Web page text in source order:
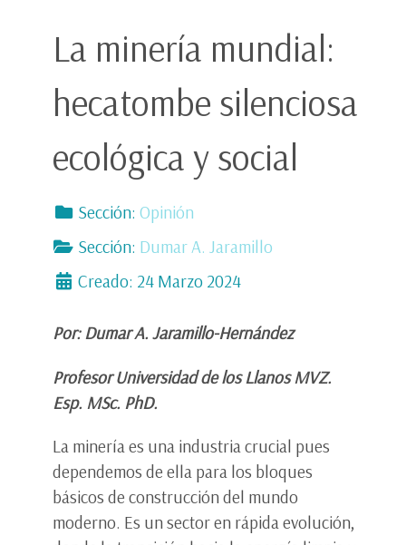
La minería mundial:
hecatombe silenciosa
ecológica y social
Sección: Opinión
Sección: Dumar A. Jaramillo
Creado: 24 Marzo 2024
Por: Dumar A. Jaramillo-Hernández
Profesor Universidad de los Llanos MVZ.
Esp. MSc. PhD.
La minería es una industria crucial pues
dependemos de ella para los bloques
básicos de construcción del mundo
moderno. Es un sector en rápida evolución,